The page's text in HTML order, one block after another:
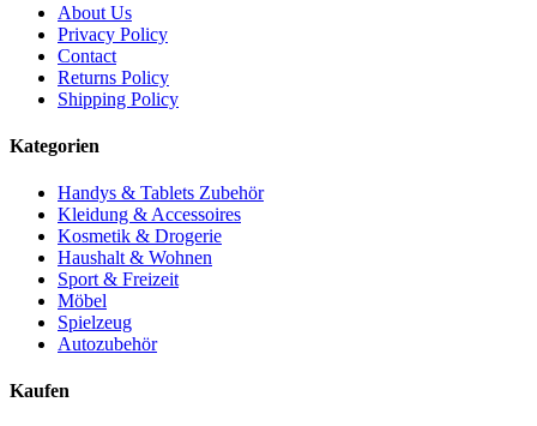
About Us
Privacy Policy
Contact
Returns Policy
Shipping Policy
Kategorien
Handys & Tablets Zubehör
Kleidung & Accessoires
Kosmetik & Drogerie
Haushalt & Wohnen
Sport & Freizeit
Möbel
Spielzeug
Autozubehör
Kaufen